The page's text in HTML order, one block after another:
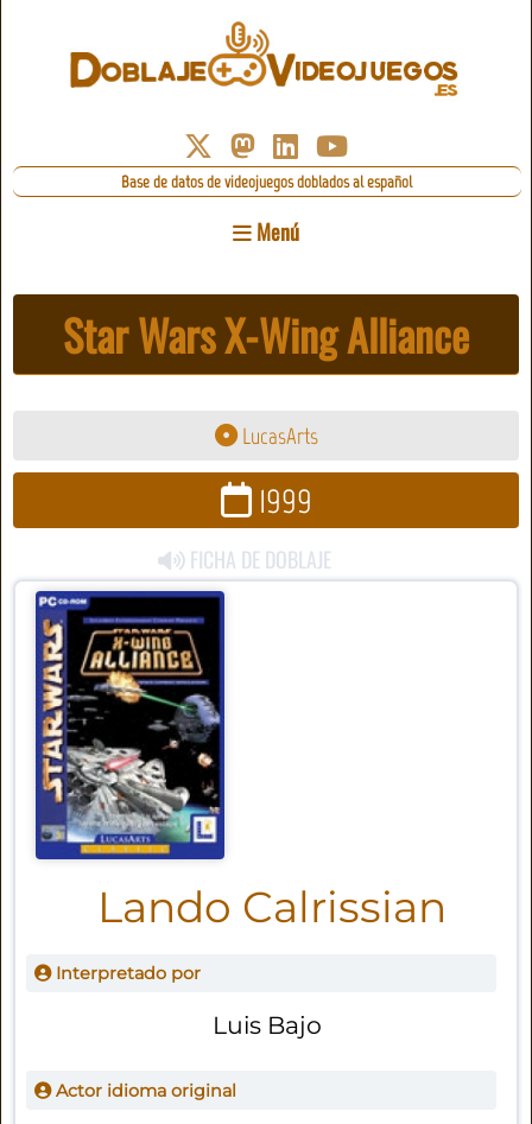
Base de datos de videojuegos doblados al español
Menú
Star Wars X-Wing Alliance
LucasArts
1999
FICHA DE DOBLAJE
Lando Calrissian
Interpretado por
Luis Bajo
Actor idioma original